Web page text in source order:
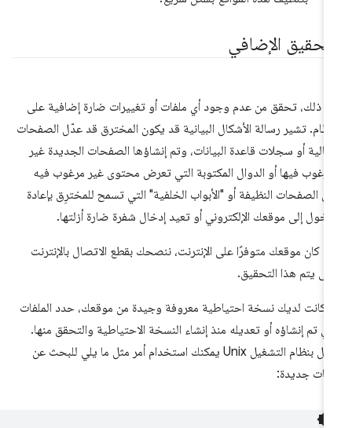
الإضافي
ذلك، تحقق من عدم وجود أي ملفات أو تغييرات ضارة إضافية على
تشير رسالة الأشكال البيانية قد يكون المخترق قد عدّل الصفحات
أو سجلات قاعدة البيانات، وتم إنشاؤها الصفحات الجديدة غير
فيها أو الدوال المكتوبة التي تعرض محتوى غير مرغوب فيه
الصفحات النظيفة أو "الأبواب الخلفية" التي تسمح للمخترِق بإعادة
إلى موقعك الإلكتروني أو تعيد إدخال شفرة ضارة أزلتها.
كان موقعك متوفرًا على الإنترنت، ننصحك بقطع الاتصال بالإنترنت
يتم هذا التحقيق.
كانت لديك نسخة احتياطية معروفة وجيدة من موقعك، حدد الملفات
تم إنشاؤه أو تعديله منذ إنشاء النسخة الاحتياطية والتحقق منها.
تعمل بنظام التشغيل Unix يمكنك استخدام أمر مثل ما يلي للبحث عن
جديدة: